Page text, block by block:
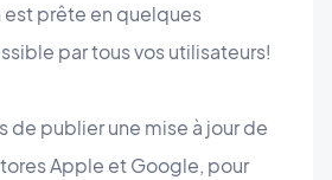
est prête en quelques
par tous vos utilisateurs!
de publier une mise à jour de
Apple et Google, pour